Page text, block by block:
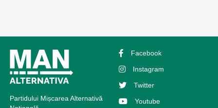
Partidului Mișcarea Alternativă
Facebook
Instagram
Twitter
Youtube